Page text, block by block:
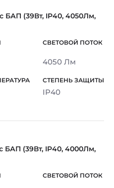
БАП (39Вт, IP40, 4050Лм,
4050 Лм
IP40
БАП (39Вт, IP40, 4000Лм,